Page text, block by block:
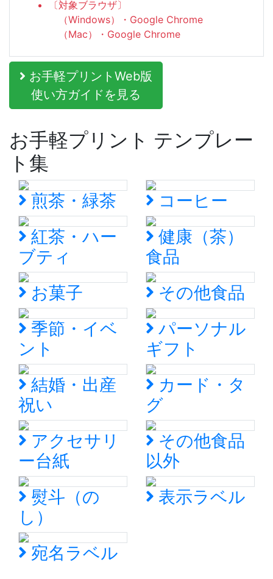
〔対象ブラウザ〕
（Windows）・Google Chrome
（Mac）・Google Chrome
お手軽プリントWeb版
使い方ガイドを見る
お手軽プリント テンプレー
ト集
煎茶・緑茶
コーヒー
紅茶・ハー
ブティ
健康（茶）
食品
お菓子
その他食品
季節・イベ
ント
パーソナル
ギフト
結婚・出産
祝い
カード・タ
グ
アクセサリ
ー台紙
その他食品
以外
熨斗（の
し）
表示ラベル
宛名ラベル